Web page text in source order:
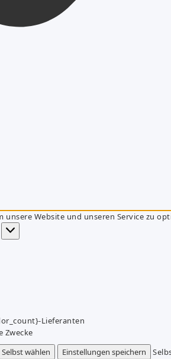
unsere Website und unseren Service zu
Lieferanten
Zwecke
Selbst wählen Einstellungen speichern